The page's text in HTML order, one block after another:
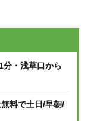
分・浅草口から
料で土日/早朝/